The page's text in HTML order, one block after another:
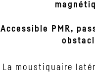
Accessible PMR,
La moustiquaire